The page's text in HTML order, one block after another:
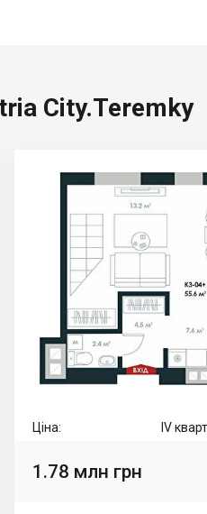
City.Teremky
Ціна: IV
1.78 млн грн